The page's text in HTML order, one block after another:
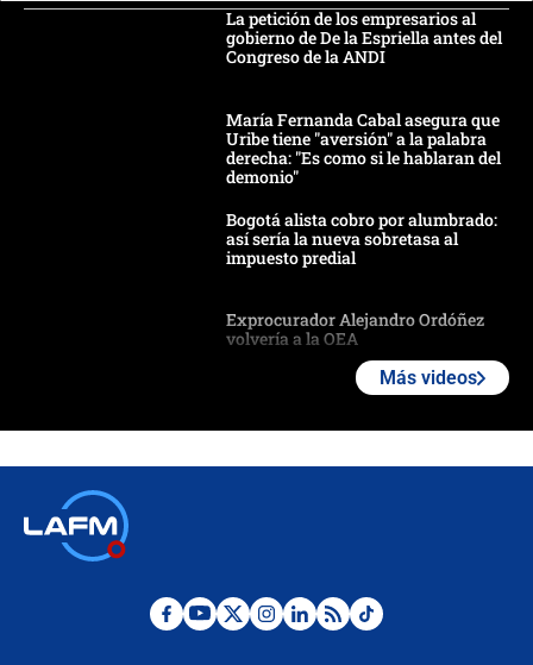
La petición de los empresarios al
gobierno de De la Espriella antes del
Congreso de la ANDI
María Fernanda Cabal asegura que
Uribe tiene "aversión" a la palabra
derecha: "Es como si le hablaran del
demonio"
Bogotá alista cobro por alumbrado:
así sería la nueva sobretasa al
impuesto predial
Exprocurador Alejandro Ordóñez
volvería a la OEA
Ángela Benedetti revela el papel que
Más videos